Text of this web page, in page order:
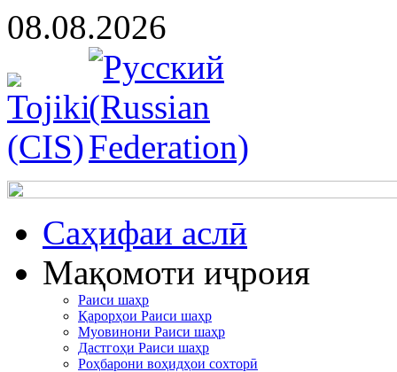
08.08.2026
Cаҳифаи аслӣ
Мақомоти иҷроия
Раиси шаҳр
Қарорҳои Раиси шаҳр
Муовинони Раиси шаҳр
Дастгоҳи Раиси шаҳр
Роҳбарони воҳидҳои сохторӣ